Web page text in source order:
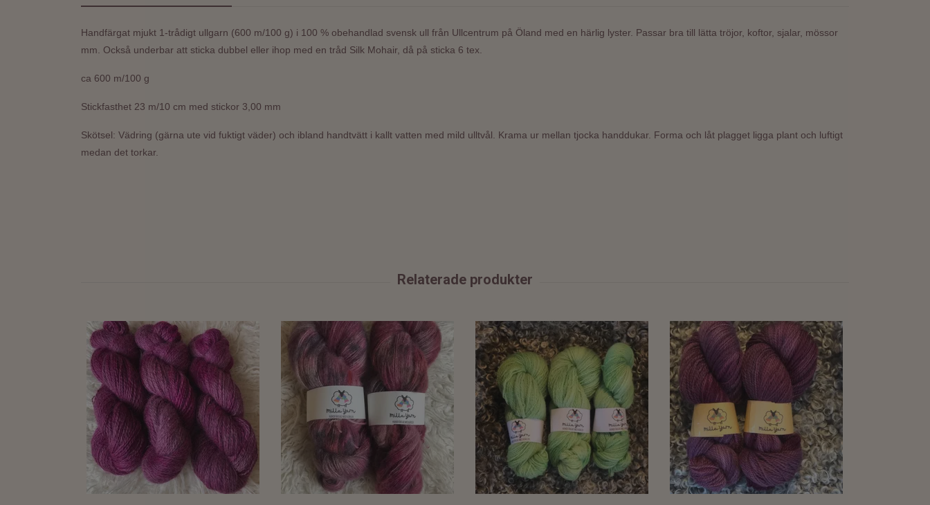
Handfärgat mjukt 1-trådigt ullgarn (600 m/100 g) i 100 % obehandlad svensk ull från Ullcentrum på Öland med en härlig lyster. Passar bra till lätta tröjor, koftor, sjalar, mössor
mm. Också underbar att sticka dubbel eller ihop med en tråd Silk Mohair, då på sticka 6 tex.
ca 600 m/100 g
Stickfasthet 23 m/10 cm med stickor 3,00 mm
Skötsel: Vädring (gärna ute vid fuktigt väder) och ibland handtvätt i kallt vatten med mild ulltvål. Krama ur mellan tjocka handdukar. Forma och låt plagget ligga plant och luftigt
medan det torkar.